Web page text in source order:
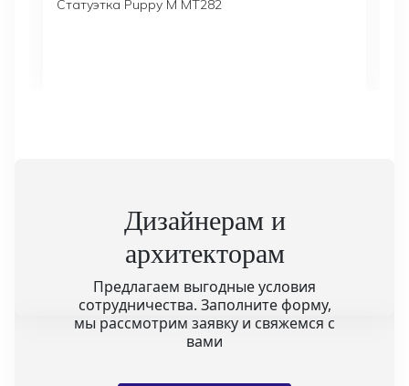
Статуэтка Puppy M MT282
Дизайнерам и
архитекторам
Предлагаем выгодные условия
сотрудничества. Заполните форму,
мы рассмотрим заявку и свяжемся с
вами